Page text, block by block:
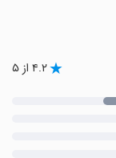
۴.۲ از ۵